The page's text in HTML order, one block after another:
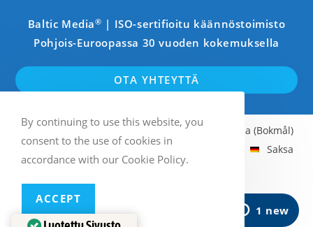
Baltic Media® | ISO-sertifioitu käännöstoimisto
Pohjois-Euroopassa 30 vuoden kokemuksella
OTA YHTEYTTÄ
Englanti Ruotsi Suomi
Norja (Bokmål)
Latvia
Viro Liettua
Saksa
Ranska
Italia
Multilingual WordPress
By continuing to use this website, you
consent to the use of cookies in
accordance with our Cookie Policy.
ACCEPT